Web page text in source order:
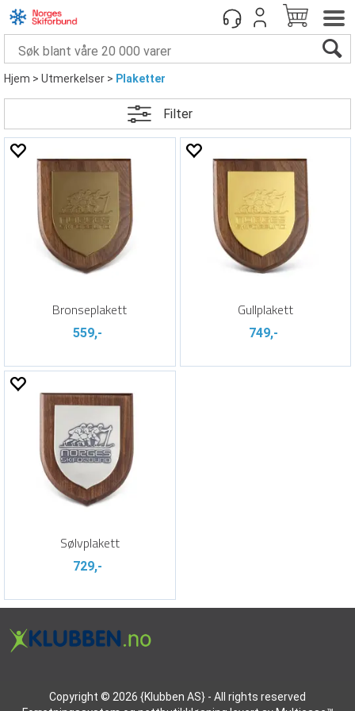
Hjem>Utmerkelser> Plaketter
Filter
Bronseplakett
559,-
Gullplakett
749,-
Sølvplakett
729,-
Copyright © 2026 {Klubben AS} - All rights reserved